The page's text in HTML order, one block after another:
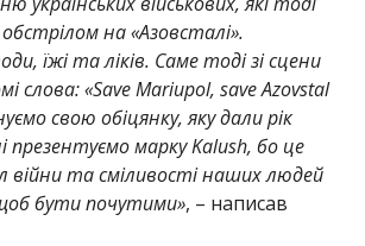
на «Азовсталі».
їжі та ліків. Саме тоді зі сцени
слова: «Save Mariupol, save Azovstal
свою обіцянку, яку дали рік
презентуємо марку Kalush, бо це
війни та сміливості наших людей
бути почутими», – написав